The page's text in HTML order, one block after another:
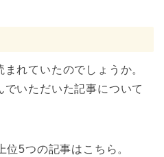
れていたのでしょうか。
いただいた記事について
5つの記事はこちら。